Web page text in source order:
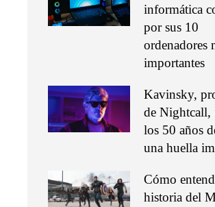
informática
por sus 10
ordenadores
importantes
Kavinsky,
de Nightcall,
los 50 años
una huella
Cómo
historia del